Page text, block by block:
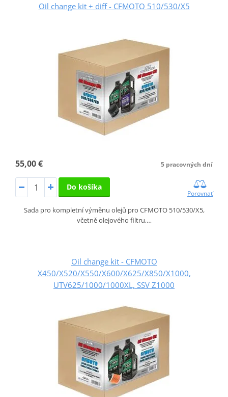
Oil change kit + diff - CFMOTO 510/530/X5
55,00 € 5 pracovných dní
Do košíka
Porovnať
Sada pro kompletní výměnu olejů pro CFMOTO 510/530/X5,
včetně olejového filtru,…
Oil change kit - CFMOTO
X450/X520/X550/X600/X625/X850/X1000,
UTV625/1000/1000XL, SSV Z1000